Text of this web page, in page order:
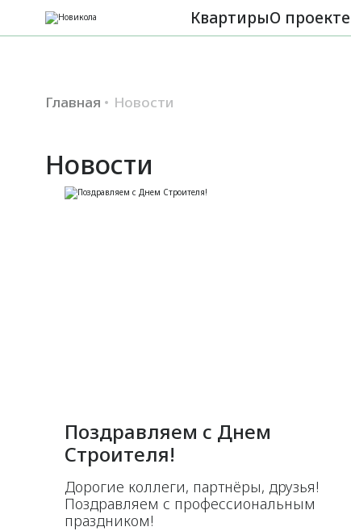
КвартирыО проекте
Главная Новости
Новости
Поздравляем с Днем
Строителя!
Дорогие коллеги, партнёры, друзья!
Поздравляем с профессиональным
праздником!